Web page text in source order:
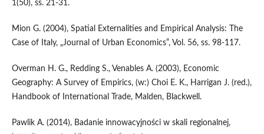
1(50), ss. 21-31.
Mion G. (2004), Spatial Externalities and Empirical Analysis: The
Case of Italy, „Journal of Urban Economics”, Vol. 56, ss. 98-117.
Overman H. G., Redding S., Venables A. (2003), Economic
Geography: A Survey of Empirics, (w:) Choi E. K., Harrigan J. (red.),
Handbook of International Trade, Malden, Blackwell.
Pawlik A. (2014), Badanie innowacyjności w skali regionalnej,